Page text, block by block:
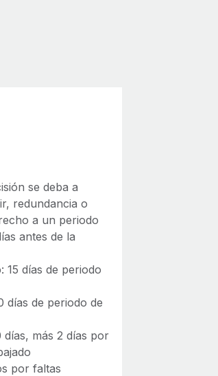
se deba a
redundancia o
a un periodo
antes de la
15 días de periodo
días de periodo de
más 2 días por
por faltas